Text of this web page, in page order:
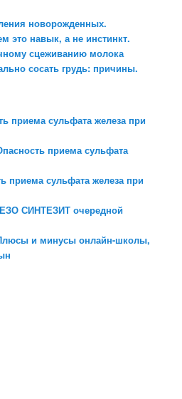
новорожденных.
это навык, а не инстинкт.
сцеживанию молока
сосать грудь: причины.
приема сульфата железа при
приема сульфата
приема сульфата железа при
СИНТЕЗИТ очередной
и минусы онлайн-школы,